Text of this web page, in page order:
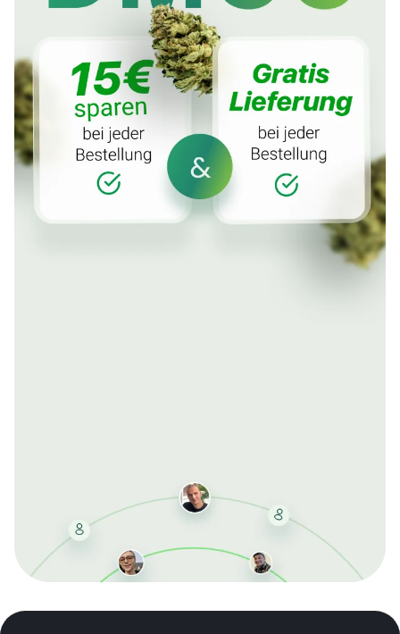
bei jeder Bestellung, erhalten schnelle Lieferung und